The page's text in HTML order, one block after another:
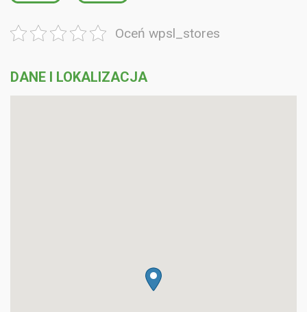
Oceń wpsl_stores
DANE I LOKALIZACJA